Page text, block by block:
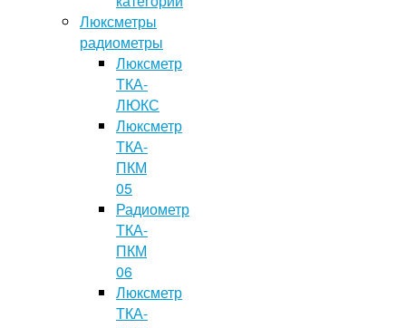
Люксметры
радиометры
Люксметр
ТКА-
ЛЮКС
Люксметр
ТКА-
ПКМ
05
Радиометр
ТКА-
ПКМ
06
Люксметр
ТКА-